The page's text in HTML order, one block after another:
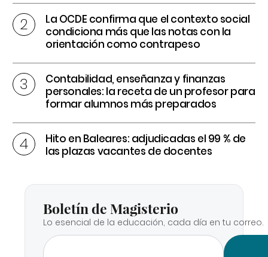
La OCDE confirma que el contexto social
condiciona más que las notas con la
orientación como contrapeso
Contabilidad, enseñanza y finanzas
personales: la receta de un profesor para
formar alumnos más preparados
Hito en Baleares: adjudicadas el 99 % de
las plazas vacantes de docentes
Boletín de Magisterio
Lo esencial de la educación, cada día en tu correo.